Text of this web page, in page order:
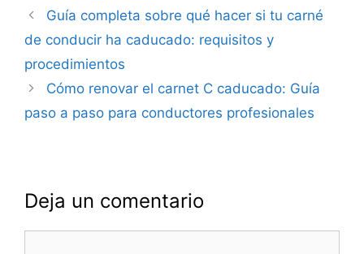
Navegación
de
Guía completa sobre qué hacer si tu carné
de conducir ha caducado: requisitos y
procedimientos
Cómo renovar el carnet C caducado: Guía
paso a paso para conductores profesionales
Deja un comentario